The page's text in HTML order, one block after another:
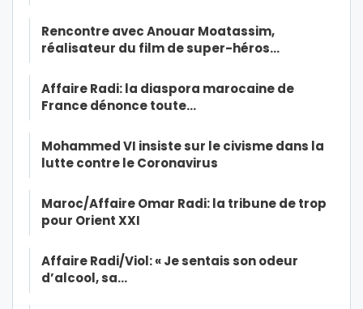
Rencontre avec Anouar Moatassim,
réalisateur du film de super-héros…
Affaire Radi: la diaspora marocaine de
France dénonce toute…
Mohammed VI insiste sur le civisme dans la
lutte contre le Coronavirus
Maroc/Affaire Omar Radi: la tribune de trop
pour Orient XXI
Affaire Radi/Viol: « Je sentais son odeur
d’alcool, sa…